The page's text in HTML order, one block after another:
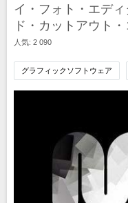
イ・フォト・エデ
ド・カットアウト
人気: 2 090
グラフィックソフトウェア